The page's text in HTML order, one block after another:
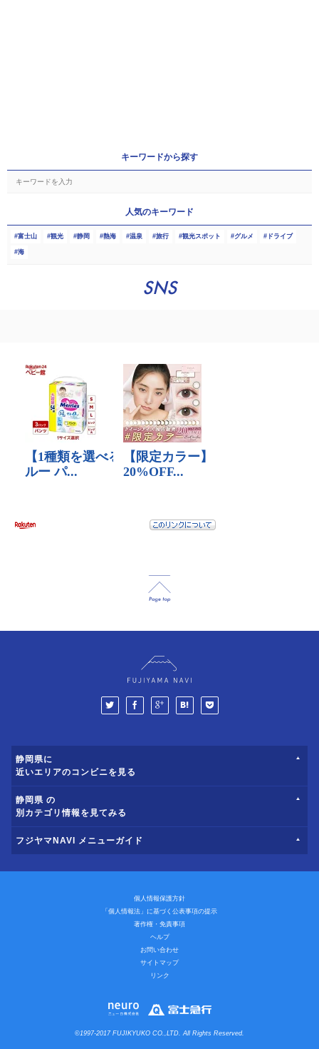
キーワードから探す
人気のキーワード
富士山 観光 静岡 熱海 温泉 旅行 観光スポット グルメ ドライブ
海
SNS
静岡県に
近いエリアのコンビニを見る
静岡県 の
別カテゴリ情報を見てみる
フジヤマNAVI メニューガイド
個人情報保護方針
「個人情報法」に基づく公表事項の提示
著作権・免責事項
ヘルプ
お問い合わせ
サイトマップ
リンク
©1997-2017 FUJIKYUKO CO.,LTD. All Rights Reserved.